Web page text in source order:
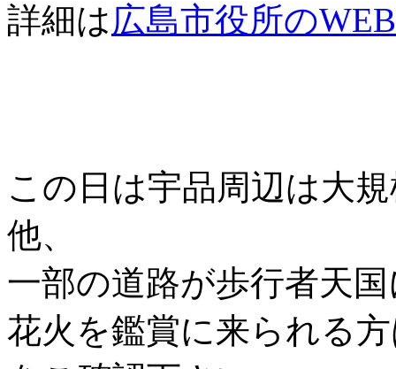
詳細は広島市役所の
この日は宇品周辺は大
他、
一部の道路が歩行者天
花火を鑑賞に来られる